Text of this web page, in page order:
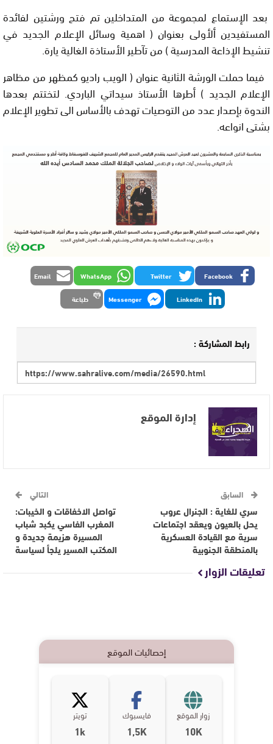
بعد اﻹستماع لمجموعة من المتداخلين تم فتح ورشتين لفائدة
المستفيدين أﻷولى بعنوان ( اهمية وسائل اﻹعلام الجديد في
تنشيط اﻹذاعة المدرسية ) من تآطير اﻷستاذة الغالية يارة.
فيما حملت الورشة الثانية عنوان ( الويب راديو كمظهر من مظاهر
اﻹعلام الجديد ) أطرها اﻷستاذ سيداتي الباردي. لتختتم بعدها
الندوة بإصدار عدد من التوصيات تهدف باﻷساس الى تطوير اﻹعلام
بشتى انواعه.
Facebook
Twitter
WhatsApp
Email
LinkedIn
Messenger طباعة
رابط المشاركة :
إدارة الموقع
السابق
سري للغاية : الجنرال عروب
يحل بالعيون ويعقد اجتماعات
سرية مع القيادة العسكرية
بالمنطقة الجنوبية‎
التالي
تواصل الاخفاقات و الخيبات:
المغرب الفاسي يكبد شباب
المسيرة هزيمة جديدة و
المكتب المسير يلجأ لسياسة
تعليقات الزوار
إحصائيات الموقع
زوار الموقع
10K
فايسبوك
1,5K
تويتر
1k